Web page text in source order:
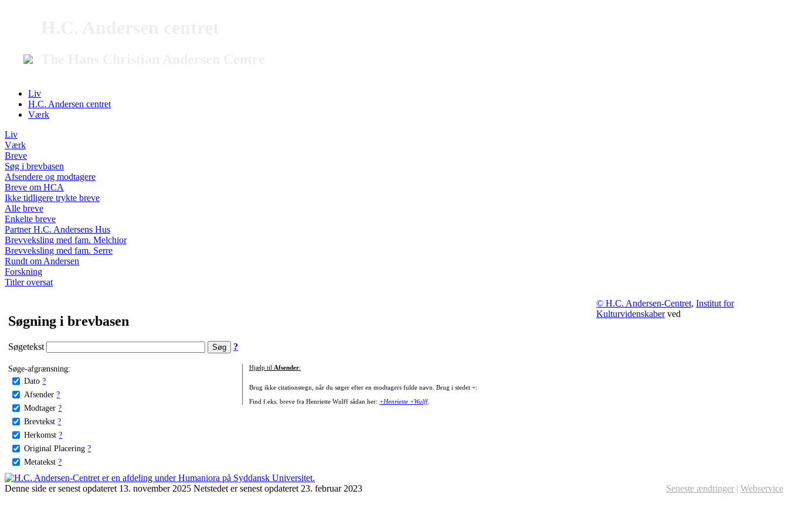
Liv
H.C. Andersen centret
Værk
Liv
Værk
Breve
Søg i brevbasen
Afsendere og modtagere
Breve om HCA
Ikke tidligere trykte breve
Alle breve
Enkelte breve
Partner H.C. Andersens Hus
Brevveksling med fam. Melchior
Brevveksling med fam. Serre
Rundt om Andersen
Forskning
Titler oversat
Søgning i brevbasen
Søgetekst ?
Søge-afgrænsning:
Dato ?
Afsender ?
Modtager ?
Brevtekst ?
Herkomst ?
Original Placering ?
Metatekst ?
Hjælp til Afsender:
Brug ikke citationstegn, når du søger efter en modtagers fulde navn. Brug i stedet +:
Find f.eks. breve fra Henriette Wulff sådan her: +Henriette +Wulff.
© H.C. Andersen-Centret, Institut for
Kulturvidenskaberved
Denne side er senest opdateret 13. november 2025 Netstedet er senest opdateret 23. februar 2023 Seneste ændringer | Webservice